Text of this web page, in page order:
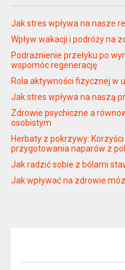
Jak stres wpływa na nasze
Wpływ wakacji i podróży na
Podrażnienie przełyku po
wspomóc regenerację
Rola aktywności fizycznej w
Jak stres wpływa na naszą
Zdrowie psychiczne a
osobistym
Herbaty z pokrzywy:
przygotowania naparów z
Jak radzić sobie z bólami
Jak wpływać na zdrowie